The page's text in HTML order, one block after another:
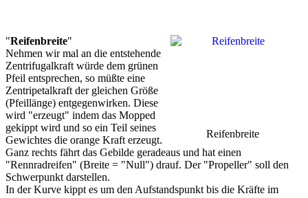
Reifenbreite
"Reifenbreite"
Nehmen wir mal an die entstehende
Zentrifugalkraft würde dem grünen
Pfeil entsprechen, so müßte eine
Zentripetalkraft der gleichen Größe
(Pfeillänge) entgegenwirken. Diese
wird "erzeugt" indem das Mopped
gekippt wird und so ein Teil seines
Gewichtes die orange Kraft erzeugt.
Ganz rechts fährt das Gebilde geradeaus und hat einen
"Rennradreifen" (Breite = "Null") drauf. Der "Propeller" soll den
Schwerpunkt darstellen.
In der Kurve kippt es um den Aufstandspunkt bis die Kräfte im